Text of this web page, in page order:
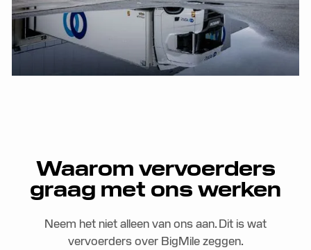
Bekijk alle klantverhalen
Waarom vervoerders
graag met ons werken
Neem het niet alleen van ons aan. Dit is wat
vervoerders over BigMile zeggen.